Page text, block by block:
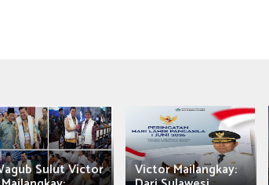
Sulut Victor Victor Mailangkay: